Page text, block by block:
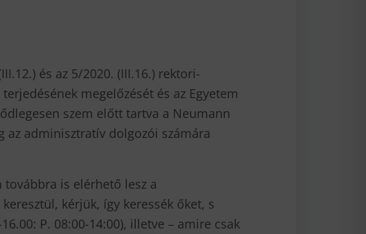
és az 5/2020. (III.16.) rektori-
megelőzését és az Egyetem
szem előtt tartva a Neumann
az adminisztratív dolgozói számára
továbbra is elérhető lesz a
kérjük, így keressék őket, s
P. 08:00-14:00), illetve – amire csak